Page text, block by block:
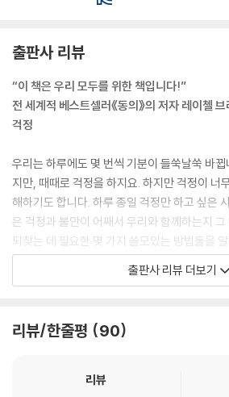
출판사 리뷰
“이 책은 우리 모두를 위한 책입니다!”
전 세계적 베스트셀러《동의》의 저자 레이첼
걱정
우리는 하루에도 몇 번씩 기분이 들쑥날쑥 바
지만, 때때로 걱정을 하지요. 하지만 걱정이 너
해하기도 합니다. 하루 종일 걱정만 하고 싶은
은 걱정과 불안이 어째서 우리와 함께하는지
되찾는 데 필요한 몇 가지 쓸모있는 방법들을
이 책의 저자 레이첼 브라이언은 처음 사회를 접
위해 걱정을 덜고 기분이 다시 좋아지도록 돕는
출판사 리뷰 더보기
리뷰/한줄평 90
리뷰